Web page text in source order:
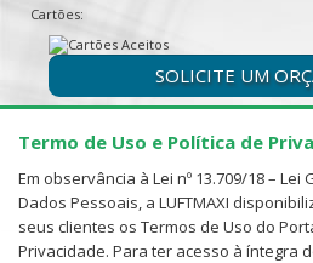
Cartões:
SOLICITE UM
Termo de Uso e Política de
Em observância à Lei nº 13.709/18 –
Dados Pessoais, a LUFTMAXI
seus clientes os Termos de Uso do
Privacidade. Para ter acesso à íntegra